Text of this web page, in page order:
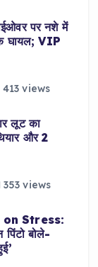
पर नशे में
घायल; VIP
413 views
लूट का
और 2
353 views
Stress:
पिंटो बोले-